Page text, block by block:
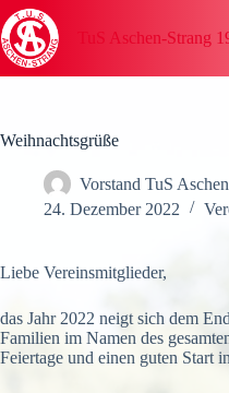
Zum
Inhalt
springen
TuS Aschen-Strang
Weihnachtsgrüße
Vorstand TuS
24. Dezember 2022
Liebe Vereinsmitglieder,
das Jahr 2022 neigt sich dem
Familien im Namen des
Feiertage und einen guten Start